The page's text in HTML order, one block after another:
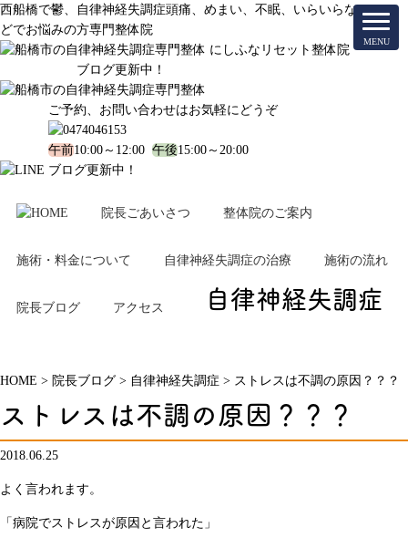
西船橋で鬱、自律神経失調症頭痛、めまい、不眠、いらいらな
どでお悩みの方専門整体院
ブログ更新中！
ご予約、お問い合わせはお気軽にどうぞ
午前10:00～12:00 午後15:00～20:00
ブログ更新中！
院長ごあいさつ 整体院のご案内
施術・料金について 自律神経失調症の治療 施術の流れ
院長ブログ アクセス 自律神経失調症
HOME > 院長ブログ > 自律神経失調症 > ストレスは不調の原因？？？
ストレスは不調の原因？？？
2018.06.25
よく言われます。
「病院でストレスが原因と言われた」